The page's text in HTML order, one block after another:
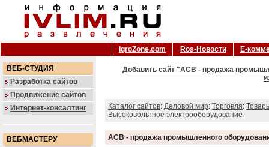
IgroZone.com Ros-Новости Е-
ВЕБ-СТУДИЯ
Разработка сайтов
Продвижение сайтов
Интернет-консалтинг
ВЕБМАСТЕРУ
Добавить сайт "ACB - продажа
Каталог сайтов: Деловой мир: Торговля:
Высоковольтное электрооборудование
ACB - продажа промышленного